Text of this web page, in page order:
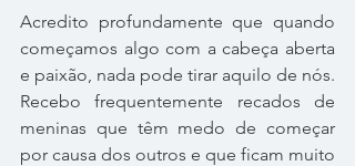
Acredito pro­fun­da­mente que quando
come­ça­mos algo com a cabeça aberta
e pai­xão, nada pode tirar aquilo de nós.
Recebo fre­quen­te­mente reca­dos de
meni­nas que têm medo de come­çar
por causa dos outros e que ficam muito